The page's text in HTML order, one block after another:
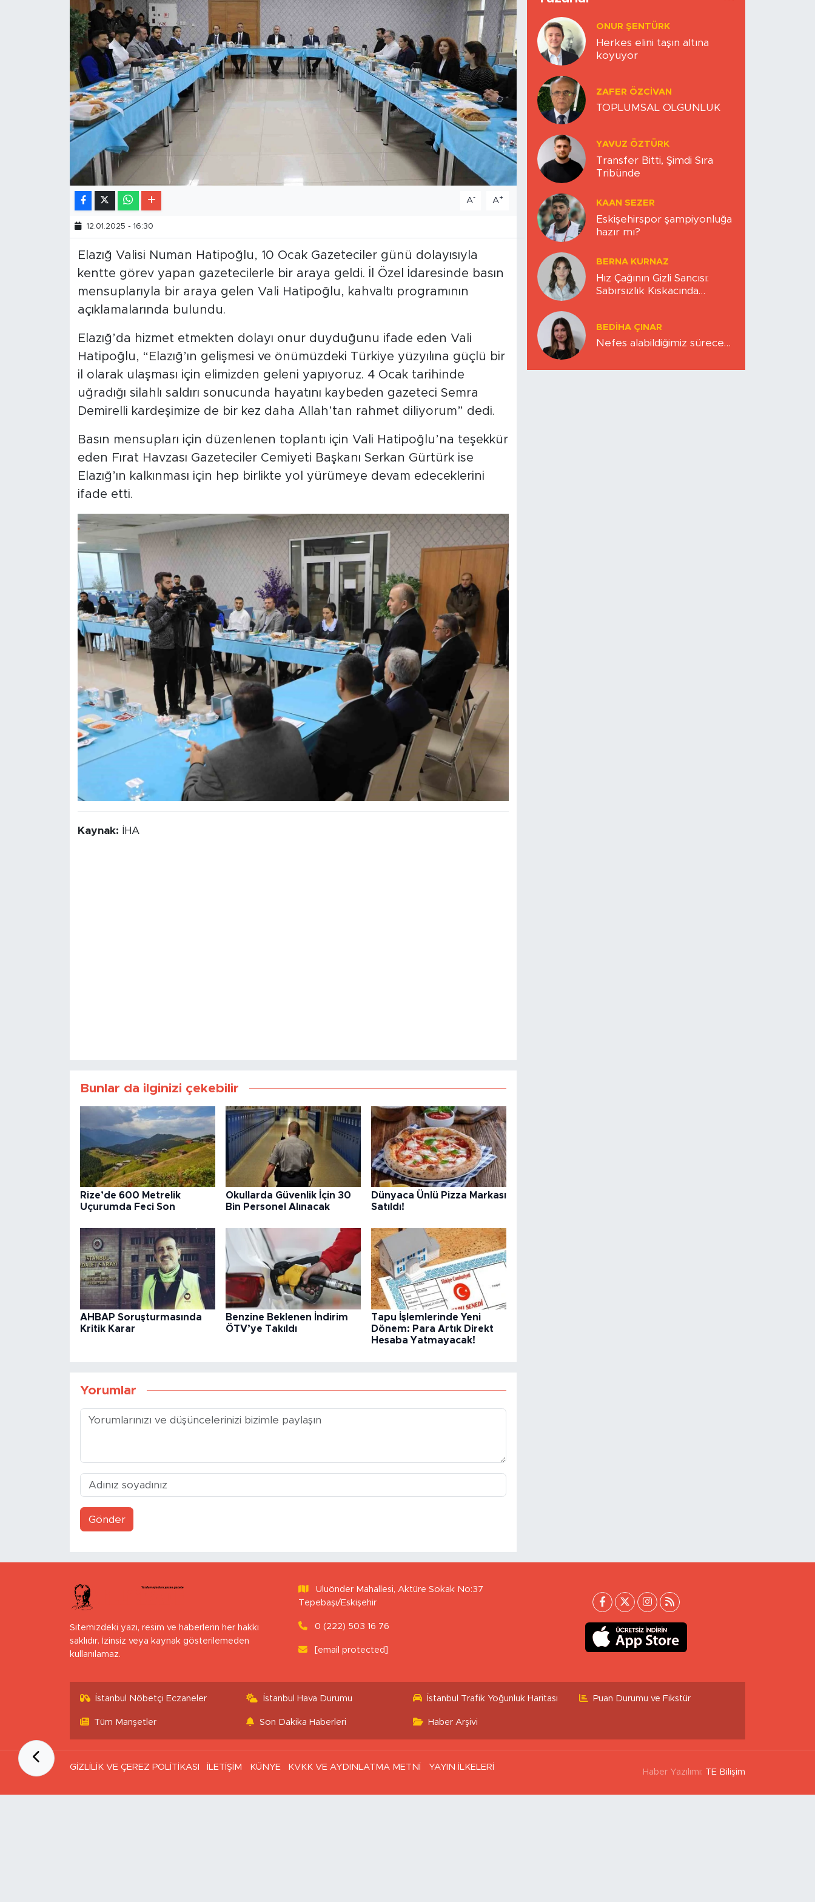
A- A+
12.01.2025 - 16:30
Elazığ Valisi Numan Hatipoğlu, 10 Ocak Gazeteciler günü dolayısıyla
kentte görev yapan gazetecilerle bir araya geldi. İl Özel İdaresinde basın
mensuplarıyla bir araya gelen Vali Hatipoğlu, kahvaltı programının
açıklamalarında bulundu.
Elazığ’da hizmet etmekten dolayı onur duyduğunu ifade eden Vali
Hatipoğlu, “Elazığ’ın gelişmesi ve önümüzdeki Türkiye yüzyılına güçlü bir
il olarak ulaşması için elimizden geleni yapıyoruz. 4 Ocak tarihinde
uğradığı silahlı saldırı sonucunda hayatını kaybeden gazeteci Semra
Demirelli kardeşimize de bir kez daha Allah’tan rahmet diliyorum” dedi.
Basın mensupları için düzenlenen toplantı için Vali Hatipoğlu’na teşekkür
eden Fırat Havzası Gazeteciler Cemiyeti Başkanı Serkan Gürtürk ise
Elazığ’ın kalkınması için hep birlikte yol yürümeye devam edeceklerini
ifade etti.
Kaynak: İHA
Bunlar da ilginizi çekebilir
Rize’de 600 Metrelik
Uçurumda Feci Son
Okullarda Güvenlik İçin 30
Bin Personel Alınacak
Dünyaca Ünlü Pizza Markası
Satıldı!
AHBAP Soruşturmasında
Kritik Karar
Benzine Beklenen İndirim
ÖTV’ye Takıldı
Tapu İşlemlerinde Yeni
Dönem: Para Artık Direkt
Hesaba Yatmayacak!
Yorumlar
Gönder
ONUR ŞENTÜRK
Herkes elini taşın altına
koyuyor
ZAFER ÖZCIVAN
TOPLUMSAL OLGUNLUK
YAVUZ ÖZTÜRK
Transfer Bitti, Şimdi Sıra
Tribünde
KAAN SEZER
Eskişehirspor şampiyonluğa
hazır mı?
BERNA KURNAZ
Hız Çağının Gizli Sancısı:
Sabırsızlık Kıskacında
BEDIHA ÇINAR
Nefes alabildiğimiz sürece…
Sitemizdeki yazı, resim ve haberlerin her hakkı
saklıdır. İzinsiz veya kaynak gösterilemeden
kullanılamaz.
Uluönder Mahallesi, Aktüre Sokak No:37
Tepebaşı/Eskişehir
0 (222) 503 16 76
[email protected]
İstanbul Nöbetçi Eczaneler İstanbul Hava Durumu İstanbul Trafik Yoğunluk Haritası Puan Durumu ve Fikstür
Tüm Manşetler Son Dakika Haberleri Haber Arşivi
GİZLİLİK VE ÇEREZ POLİTİKASI İLETİŞİM KÜNYE KVKK VE AYDINLATMA METNİ YAYIN İLKELERİ
Haber Yazılımı: TE Bilişim